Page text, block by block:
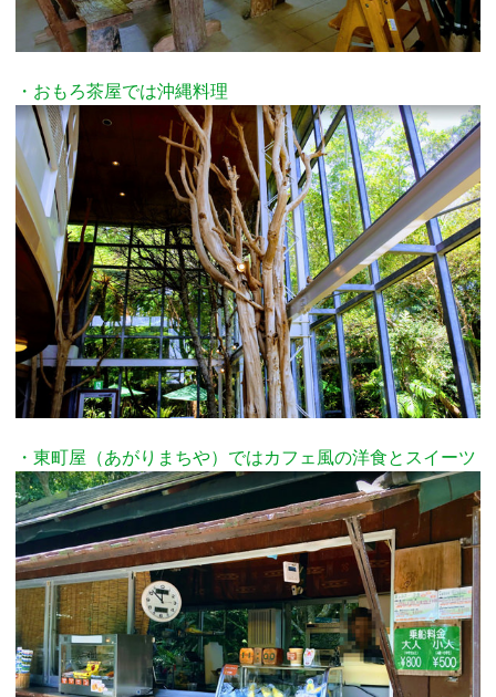
・おもろ茶屋では沖縄料理
・東町屋（あがりまちや）ではカフェ風の洋食とスイーツ